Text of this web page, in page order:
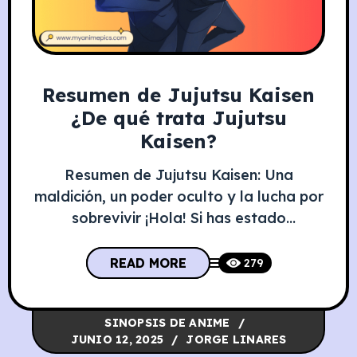
Resumen de Jujutsu Kaisen
¿De qué trata Jujutsu
Kaisen?
Resumen de Jujutsu Kaisen: Una
maldición, un poder oculto y la lucha por
sobrevivir ¡Hola! Si has estado
últimamente, es casi seguro que te has
topado con el nombre de Jujutsu Kaisen.
Y si no, ¡prepárate!, porque estás a punto
de descubrir una de las historias más
emocionantes y
READ MORE 279
SINOPSIS DE ANIME
JUNIO 12, 2025
JORGE LINARES